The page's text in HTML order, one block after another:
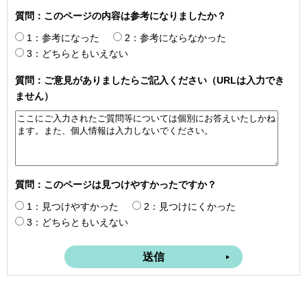
質問：このページの内容は参考になりましたか？
1：参考になった
2：参考にならなかった
3：どちらともいえない
質問：ご意見がありましたらご記入ください（URLは入力でき
ません）
質問：このページは見つけやすかったですか？
1：見つけやすかった
2：見つけにくかった
3：どちらともいえない